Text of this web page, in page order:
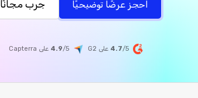
احجز عرضًا توضيحيًا جرب مجانًا
4.7/5 على G2 4.9/5 على Capterra